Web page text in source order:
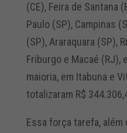
(CE), Feira de Santana
Paulo (SP), Campinas
(SP), Araraquara (SP),
Friburgo e Macaé (RJ),
maioria, em Itabuna e
totalizaram R$
Essa força tarefa,